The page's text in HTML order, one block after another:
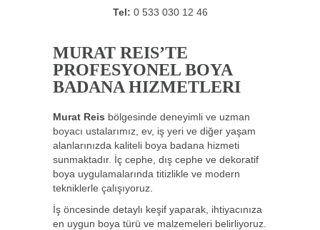
Tel: 0 533 030 12 46
MURAT REIS’TE
PROFESYONEL BOYA
BADANA HIZMETLERI
Murat Reis bölgesinde deneyimli ve uzman
boyacı ustalarımız, ev, iş yeri ve diğer yaşam
alanlarınızda kaliteli boya badana hizmeti
sunmaktadır. İç cephe, dış cephe ve dekoratif
boya uygulamalarında titizlikle ve modern
tekniklerle çalışıyoruz.
İş öncesinde detaylı keşif yaparak, ihtiyacınıza
en uygun boya türü ve malzemeleri belirliyoruz.